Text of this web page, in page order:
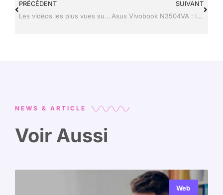
PRÉCÉDENT
Les vidéos les plus vues sur YouTube : le Top 20 actualisé
SUIVANT
Asus Vivobook N3504VA : la version MA380W ou la MA529W, laquelle choisir ?
NEWS & ARTICLE
Voir Aussi
Web